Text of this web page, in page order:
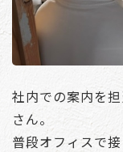
社内での案内を
さん。
普段オフィスで